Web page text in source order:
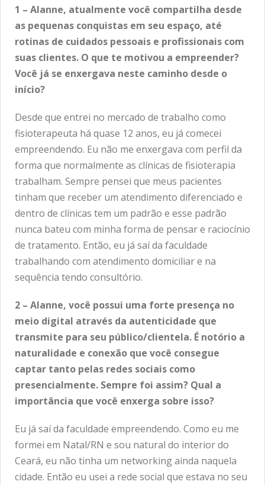
1 – Alanne, atualmente você compartilha desde
as pequenas conquistas em seu espaço, até
rotinas de cuidados pessoais e profissionais com
suas clientes. O que te motivou a empreender?
Você já se enxergava neste caminho desde o
início?
Desde que entrei no mercado de trabalho como
fisioterapeuta há quase 12 anos, eu já comecei
empreendendo. Eu não me enxergava com perfil da
forma que normalmente as clínicas de fisioterapia
trabalham. Sempre pensei que meus pacientes
tinham que receber um atendimento diferenciado e
dentro de clínicas tem um padrão e esse padrão
nunca bateu com minha forma de pensar e raciocínio
de tratamento. Então, eu já saí da faculdade
trabalhando com atendimento domiciliar e na
sequência tendo consultório.
2 – Alanne, você possui uma forte presença no
meio digital através da autenticidade que
transmite para seu público/clientela. É notório a
naturalidade e conexão que você consegue
captar tanto pelas redes sociais como
presencialmente. Sempre foi assim? Qual a
importância que você enxerga sobre isso?
Eu já saí da faculdade empreendendo. Como eu me
formei em Natal/RN e sou natural do interior do
Ceará, eu não tinha um networking ainda naquela
cidade. Então eu usei a rede social que estava no seu